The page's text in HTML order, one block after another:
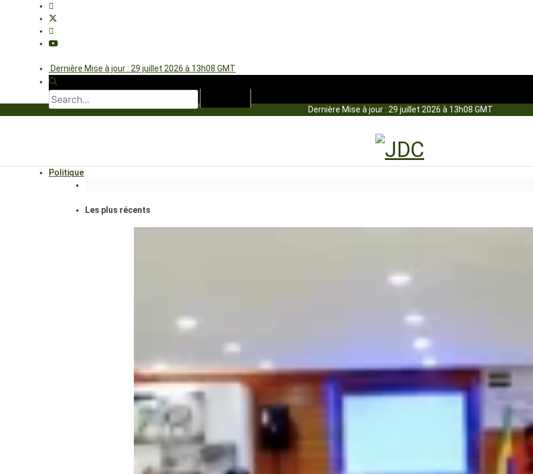
Dernière Mise à jour : 29 juillet 2026 à 13h08 GMT
Dernière Mise à jour : 29 juillet 2026 à 13h08 GMT
Politique
Les plus récents